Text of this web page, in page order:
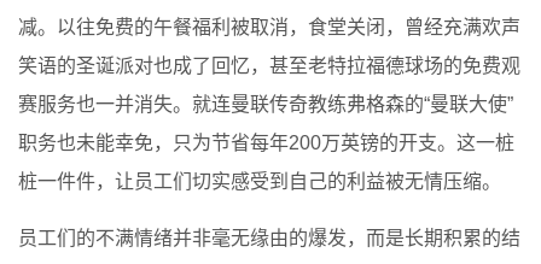
减。以往免费的午餐福利被取消，食堂关闭，曾经充满欢声
笑语的圣诞派对也成了回忆，甚至老特拉福德球场的免费观
赛服务也一并消失。就连曼联传奇教练弗格森的“曼联大使”
职务也未能幸免，只为节省每年200万英镑的开支。这一桩
桩一件件，让员工们切实感受到自己的利益被无情压缩。
员工们的不满情绪并非毫无缘由的爆发，而是长期积累的结